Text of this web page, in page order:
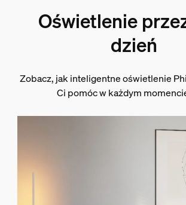
Oświetlenie
dzień
Zobacz, jak inteligentne oświetlenie
Ci pomóc w każdym